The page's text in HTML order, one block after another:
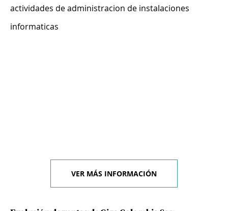
actividades de administracion de instalaciones
informaticas
VER MÁS INFORMACIÓN